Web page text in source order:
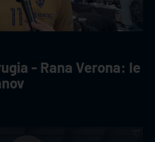
- Rana Verona: le